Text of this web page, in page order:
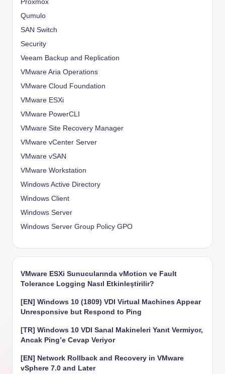
Proxmox
Qumulo
SAN Switch
Security
Veeam Backup and Replication
VMware Aria Operations
VMware Cloud Foundation
VMware ESXi
VMware PowerCLI
VMware Site Recovery Manager
VMware vCenter Server
VMware vSAN
VMware Workstation
Windows Active Directory
Windows Client
Windows Server
Windows Server Group Policy GPO
VMware ESXi Sunucularında vMotion ve Fault
Tolerance Logging Nasıl Etkinleştirilir?
[EN] Windows 10 (1809) VDI Virtual Machines Appear
Unresponsive but Respond to Ping
[TR] Windows 10 VDI Sanal Makineleri Yanıt Vermiyor,
Ancak Ping’e Cevap Veriyor
[EN] Network Rollback and Recovery in VMware
vSphere 7.0 and Later